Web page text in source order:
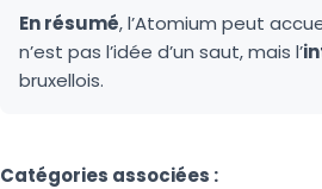
En résumé, l’Atomium peut
n’est pas l’idée d’un saut, mais l’
bruxellois.
Catégories associées :